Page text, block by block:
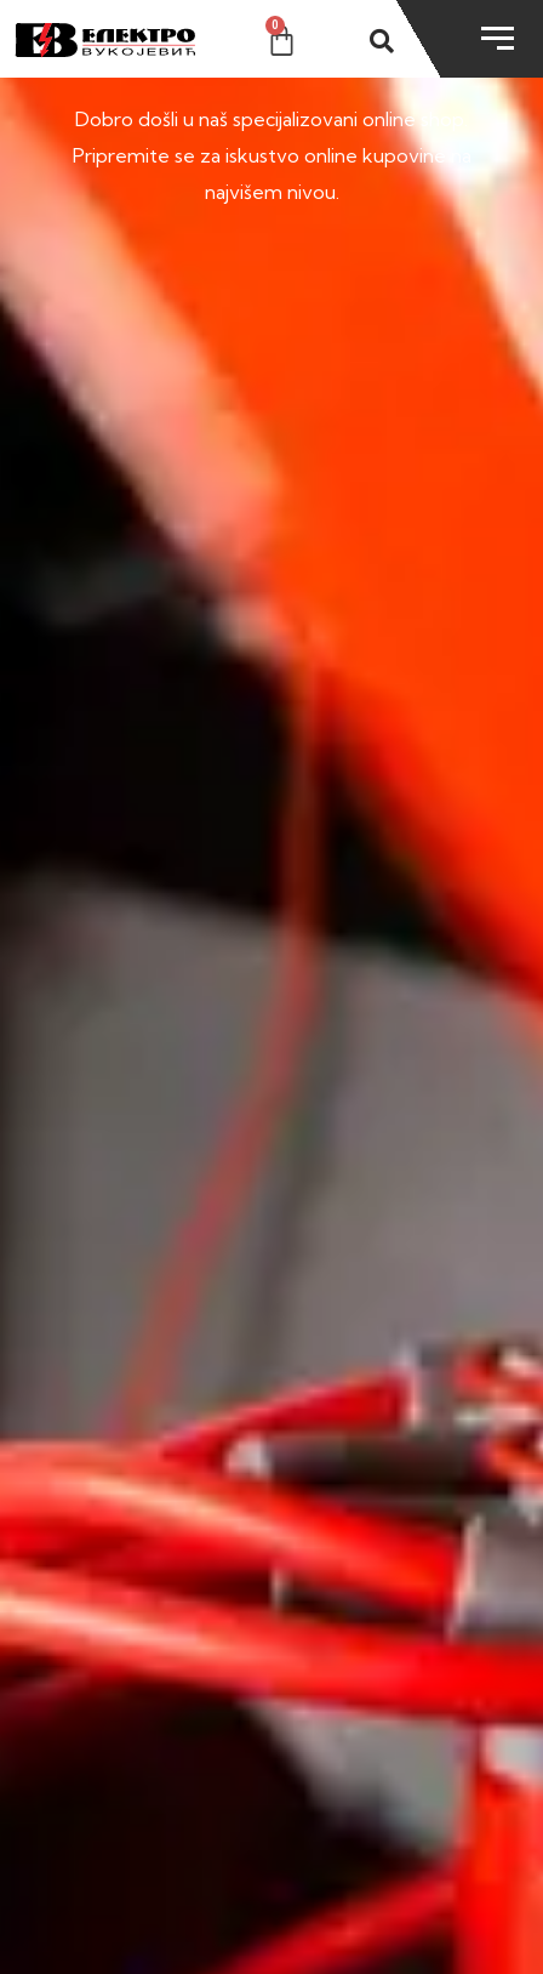
0
SHOP
Dobro došli u naš specijalizovani online shop.
Pripremite se za iskustvo online kupovine na
najvišem nivou.